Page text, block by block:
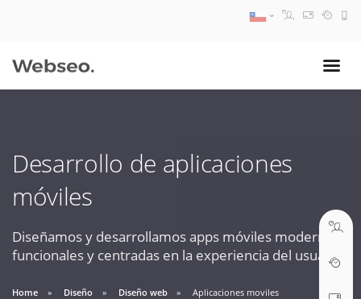
Desarrollo de aplicaciones
móviles
Diseñamos y desarrollamos apps móviles modernas,
funcionales y centradas en la experiencia del usuario.
Home Diseño Diseño web Aplicaciones moviles
09:30 AM A 18:30 PM